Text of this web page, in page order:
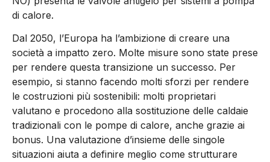
di calore.
Dal 2050, l’Europa ha l’ambizione di creare una
società a impatto zero. Molte misure sono state prese
per rendere questa transizione un successo. Per
esempio, si stanno facendo molti sforzi per rendere
le costruzioni più sostenibili: molti proprietari
valutano e procedono alla sostituzione delle caldaie
tradizionali con le pompe di calore, anche grazie ai
bonus. Una valutazione d’insieme delle singole
situazioni aiuta a definire meglio come strutturare